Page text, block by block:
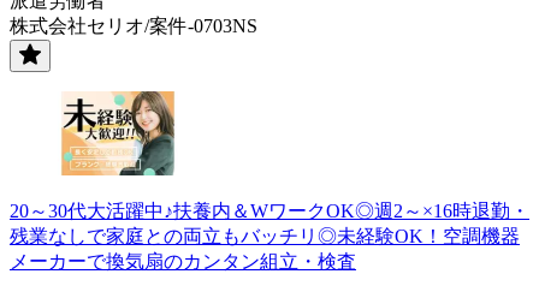
株式会社セリオ/案件-0703NS
20～30代大活躍中♪扶養内＆WワークOK◎週2～×16時退勤・
残業なしで家庭との両立もバッチリ◎未経験OK！空調機器
メーカーで換気扇のカンタン組立・検査